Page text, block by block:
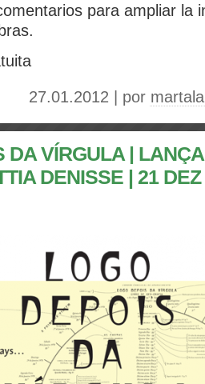
para ampliar la
27.01.2012 | por
DA VÍRGULA |
DENISSE | 21